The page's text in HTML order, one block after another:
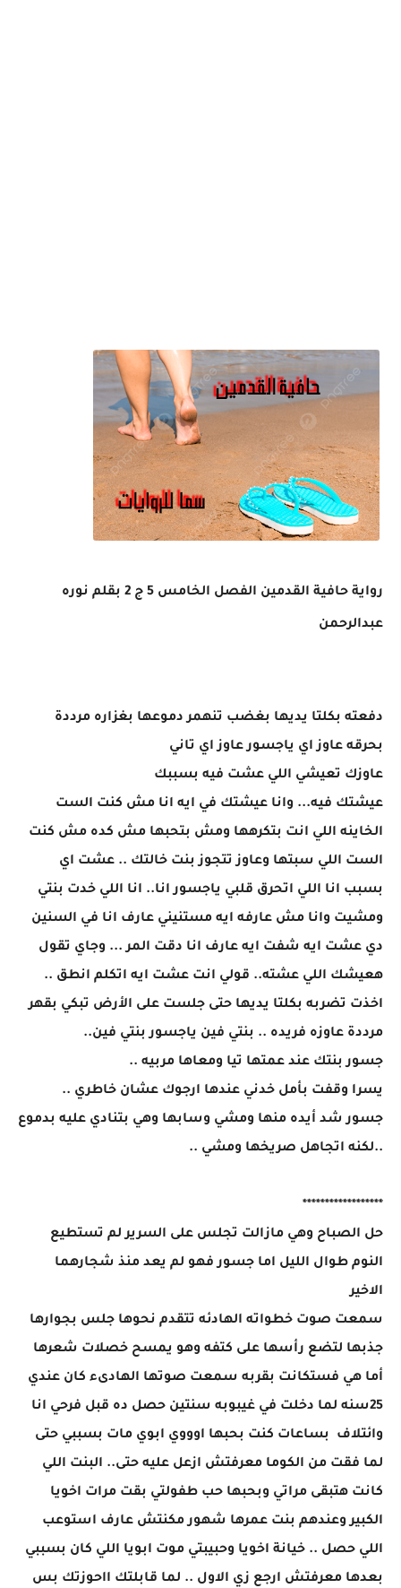
رواية حافية القدمين الفصل الخامس 5 ج 2 بقلم نوره
عبدالرحمن
دفعته بكلتا يديها بغضب تنهمر دموعها بغزاره مرددة
بحرقه عاوز اي ياجسور عاوز اي تاني
عاوزك تعيشي اللي عشت فيه بسببك
عيشتك فيه... وانا عيشتك في ايه انا مش كنت الست
الخاينه اللي انت بتكرهها ومش بتحبها مش كده مش كنت
الست اللي سبتها وعاوز تتجوز بنت خالتك .. عشت اي
بسبب انا اللي اتحرق قلبي ياجسور انا.. انا اللي خدت بنتي
ومشيت وانا مش عارفه ايه مستنيني عارف انا في السنين
دي عشت ايه شفت ايه عارف انا دقت المر ... وجاي تقول
هعيشك اللي عشته.. قولي انت عشت ايه اتكلم انطق ..
اخذت تضربه بكلتا يديها حتى جلست على الأرض تبكي بقهر
مرددة عاوزه فريده .. بنتي فين ياجسور بنتي فين..
جسور بنتك عند عمتها تيا ومعاها مربيه ..
يسرا وقفت بأمل خدني عندها ارجوك عشان خاطري ..
جسور شد أيده منها ومشي وسابها وهي بتنادي عليه بدموع
..لكنه اتجاهل صريخها ومشي ..
******************
حل الصباح وهي مازالت تجلس على السرير لم تستطيع
النوم طوال الليل اما جسور فهو لم يعد منذ شجارهما
الاخير
سمعت صوت خطواته الهادئه تتقدم نحوها جلس بجوارها
جذبها لتضع رأسها على كتفه وهو يمسح خصلات شعرها
أما هي فستكانت بقربه سمعت صوتها الهادىء كان عندي
25سنه لما دخلت في غيبوبه سنتين حصل ده قبل فرحي انا
وائتلاف بساعات كنت بحبها اوووي ابوي مات بسببي حتى
لما فقت من الكوما معرفتش ازعل عليه حتى.. البنت اللي
كانت هتبقى مراتي وبحبها حب طفولتي بقت مرات اخويا
الكبير وعندهم بنت عمرها شهور مكنتش عارف استوعب
اللي حصل .. خيانة اخويا وحبيبتي موت ابويا اللي كان بسببي
بعدها معرفتش ارجع زي الاول .. لما قابلتك ااحوزتك بس